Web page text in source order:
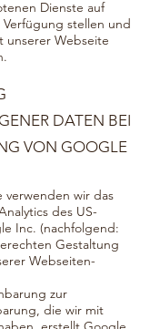
Dienste auf
stellen und
unserer Webseite
DATEN BEI
VON GOOGLE
verwenden wir das
des US-
Inc. (nachfolgend:
Gestaltung
Webseiten-
zur
die wir mit